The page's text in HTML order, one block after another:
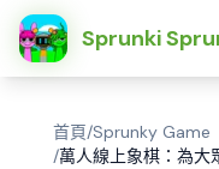
Sprunki
简体中文
首頁/Sprunky Game
/萬人線上象棋：為大